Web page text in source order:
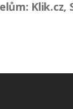
Klik.cz,